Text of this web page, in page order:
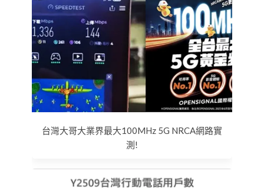
台灣大哥大業界最大100MHz 5G NRCA網路實
測!